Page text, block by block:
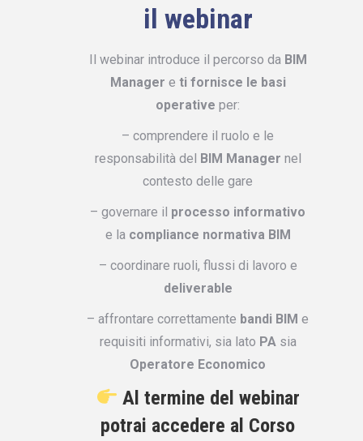
il webinar
Il webinar introduce il percorso da BIM
Manager e ti fornisce le basi
operative per:
– comprendere il ruolo e le
responsabilità del BIM Manager nel
contesto delle gare
– governare il processo informativo
e la compliance normativa BIM
– coordinare ruoli, flussi di lavoro e
deliverable
– affrontare correttamente bandi BIM e
requisiti informativi, sia lato PAsia
Operatore Economico
Al termine del webinar
potrai accedere al Corso